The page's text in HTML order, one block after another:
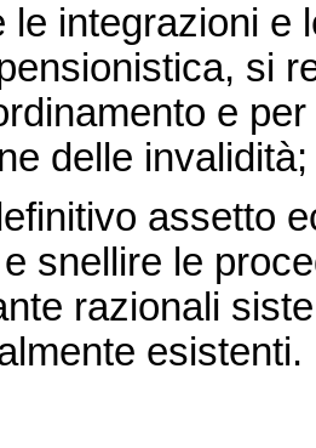
integrazioni e
si
e
delle invalidità;
assetto
snellire le
razionali
esistenti.